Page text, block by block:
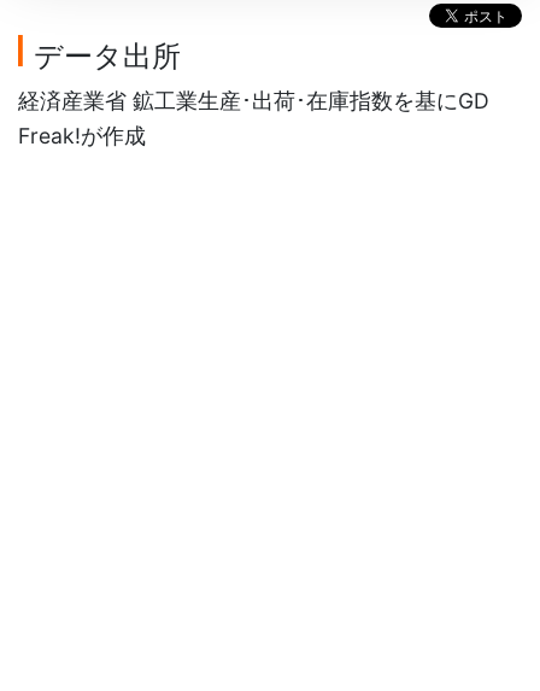
データ出所
経済産業省 鉱工業生産･出荷･在庫指数を基にGD
Freak!が作成